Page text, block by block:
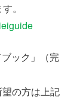
。
ック」（完
の方は上記